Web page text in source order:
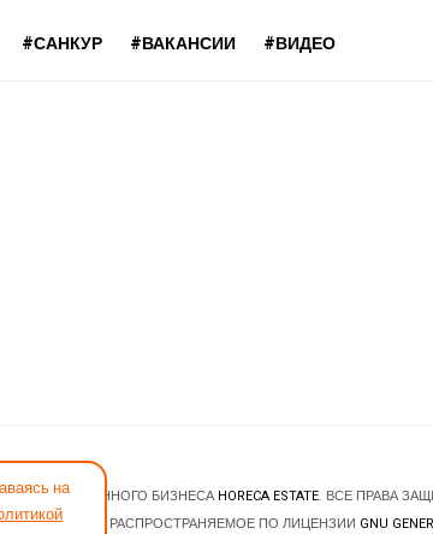
на
#САНКУР #ВАКАНСИИ #ВИДЕО
И РЕСТОРАННОГО БИЗНЕСА HORECA ESTATE. ВСЕ ПРАВА
РАСПРОСТРАНЯЕМОЕ ПО ЛИЦЕНЗИИ GNU